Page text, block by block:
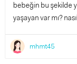
bebeğin bu şekilde
yaşayan var mı?
mhmt45